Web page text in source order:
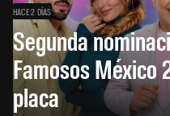
HACE 2 DÍAS
Segunda
Famosos México
placa